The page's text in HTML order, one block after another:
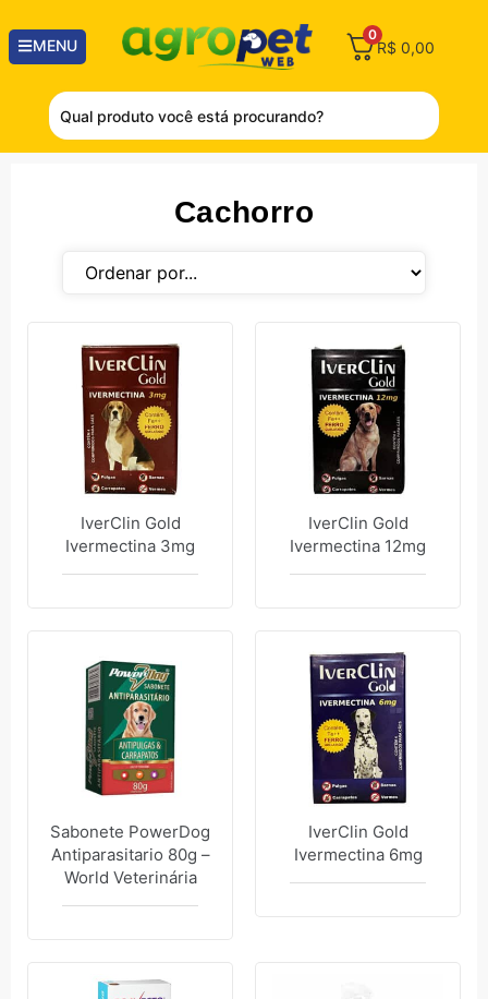
MENU
0
R$ 0,00
Cachorro
IverClin Gold
Ivermectina 3mg
IverClin Gold
Ivermectina 12mg
Sabonete PowerDog
Antiparasitario 80g –
World Veterinária
IverClin Gold
Ivermectina 6mg